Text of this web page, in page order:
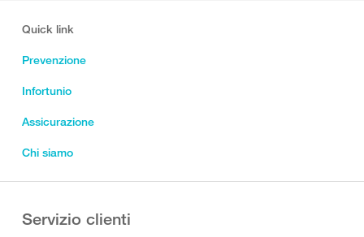
Quick link
Prevenzione
Infortunio
Assicurazione
Chi siamo
Servizio clienti